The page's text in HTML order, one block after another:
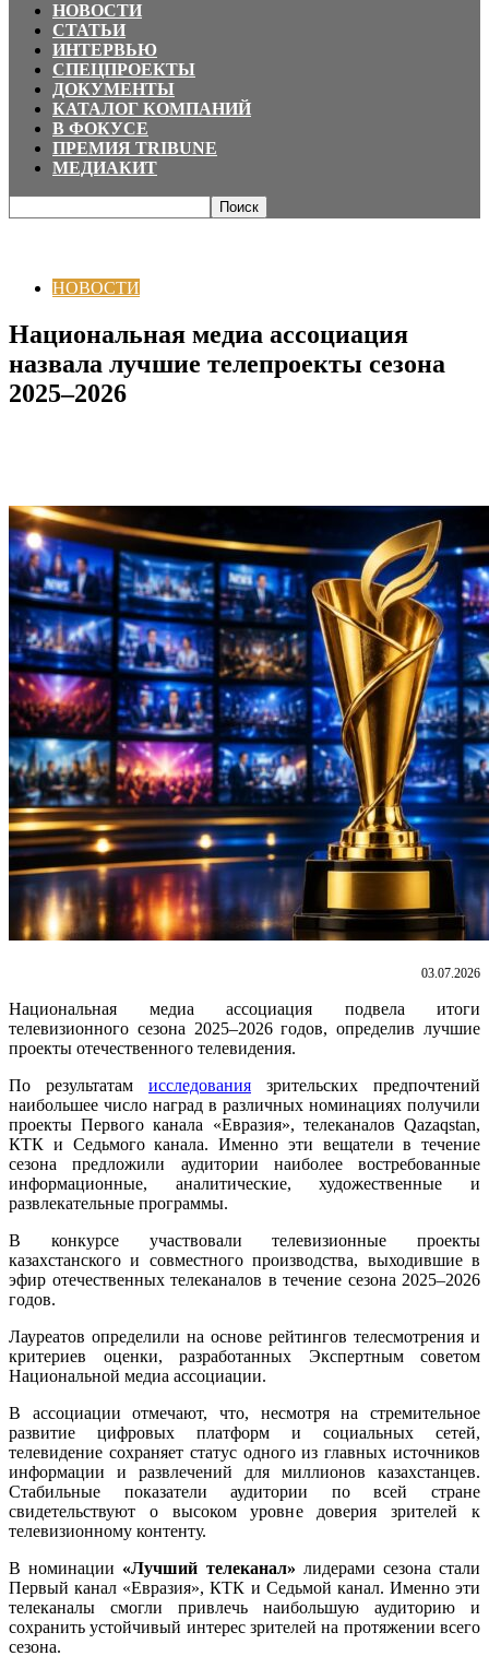
НОВОСТИ
СТАТЬИ
ИНТЕРВЬЮ
СПЕЦПРОЕКТЫ
ДОКУМЕНТЫ
КАТАЛОГ КОМПАНИЙ
В ФОКУСЕ
ПРЕМИЯ TRIBUNE
МЕДИАКИТ
НОВОСТИ
Национальная медиа ассоциация
назвала лучшие телепроекты сезона
2025–2026
03.07.2026
Национальная медиа ассоциация подвела итоги
телевизионного сезона 2025–2026 годов, определив лучшие
проекты отечественного телевидения.
По результатам исследования зрительских предпочтений
наибольшее число наград в различных номинациях получили
проекты Первого канала «Евразия», телеканалов Qazaqstan,
КТК и Седьмого канала. Именно эти вещатели в течение
сезона предложили аудитории наиболее востребованные
информационные, аналитические, художественные и
развлекательные программы.
В конкурсе участвовали телевизионные проекты
казахстанского и совместного производства, выходившие в
эфир отечественных телеканалов в течение сезона 2025–2026
годов.
Лауреатов определили на основе рейтингов телесмотрения и
критериев оценки, разработанных Экспертным советом
Национальной медиа ассоциации.
В ассоциации отмечают, что, несмотря на стремительное
развитие цифровых платформ и социальных сетей,
телевидение сохраняет статус одного из главных источников
информации и развлечений для миллионов казахстанцев.
Стабильные показатели аудитории по всей стране
свидетельствуют о высоком уровне доверия зрителей к
телевизионному контенту.
В номинации «Лучший телеканал» лидерами сезона стали
Первый канал «Евразия», КТК и Седьмой канал. Именно эти
телеканалы смогли привлечь наибольшую аудиторию и
сохранить устойчивый интерес зрителей на протяжении всего
сезона.